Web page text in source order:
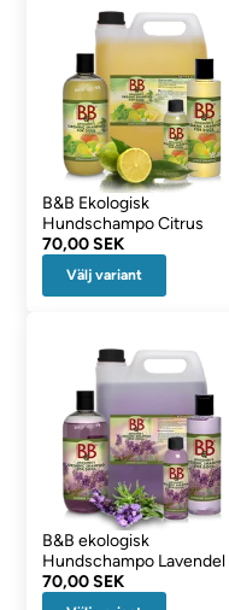
B&B Ekologisk
Hundschampo Citrus
70,00 SEK
Välj variant
B&B ekologisk
Hundschampo Lavendel
70,00 SEK